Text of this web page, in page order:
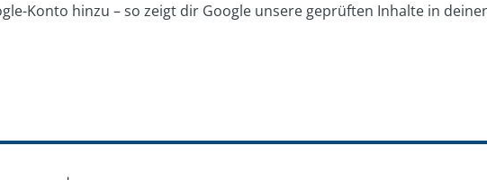
Konto hinzu – so zeigt dir Google unsere geprüften Inhalte in